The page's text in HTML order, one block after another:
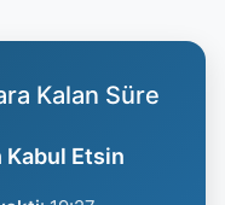
Kalan Süre
Kabul Etsin